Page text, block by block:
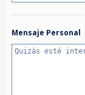
Mensaje Personal